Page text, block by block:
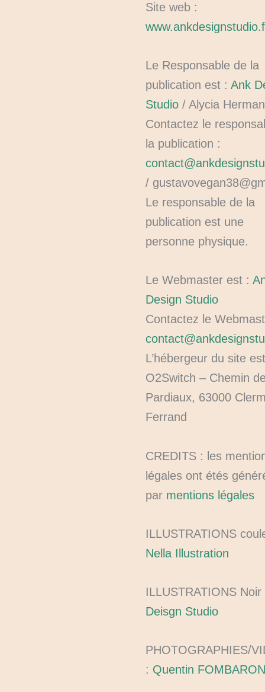
Site web :
Le Responsable de la
publication est :Ank
Studio / Alycia
Contactez le
la publication :
/
Le responsable de la
publication est une
personne physique.
Le Webmaster est :
Design Studio
Contactez le
L’hébergeur du site
O2Switch – Chemin
Pardiaux, 63000
Ferrand
CREDITS : les
légales ont étés
par mentions légales
ILLUSTRATIONS
Nella Illustration
ILLUSTRATIONS
Deisgn Studio
PHOTOGRAPHIES/
: Quentin